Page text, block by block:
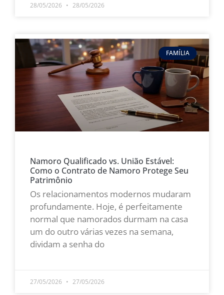
28/05/2026 28/05/2026
FAMÍLIA
Namoro Qualificado vs. União Estável:
Como o Contrato de Namoro Protege Seu
Patrimônio
Os relacionamentos modernos mudaram
profundamente. Hoje, é perfeitamente
normal que namorados durmam na casa
um do outro várias vezes na semana,
dividam a senha do
27/05/2026 27/05/2026